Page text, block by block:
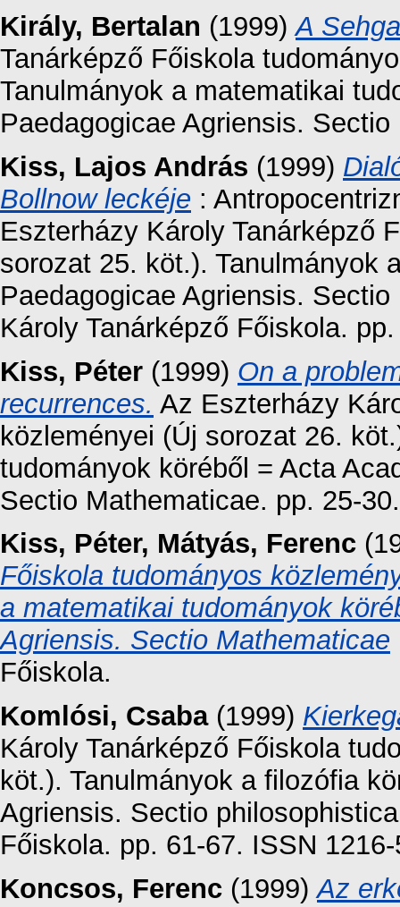
Király, Bertalan (1999)A
Tanárképző Főiskola
Tanulmányok a matematikai
Paedagogicae Agriensis.
Kiss, Lajos András (1999)
Bollnow leckéje :
Eszterházy Károly Tanárképző
sorozat 25. köt.). Tanulmányok
Paedagogicae Agriensis.
Károly Tanárképző Főiskola.
Kiss, Péter (1999) On a
recurrences. Az Eszterházy
közleményei (Új sorozat 26.
tudományok köréből = Acta
Sectio Mathematicae. pp. 25-30.
Kiss, Péter, Mátyás, Ferenc
Főiskola tudományos
a matematikai tudományok
Agriensis. Sectio Mathematicae
Főiskola.
Komlósi, Csaba(1999)
Károly Tanárképző Főiskola
köt.). Tanulmányok a filozófia
Agriensis. Sectio
Főiskola. pp. 61-67. ISSN
Koncsos, Ferenc (1999)Az